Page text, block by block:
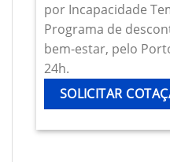
por Incapacidade
Programa de
bem-estar, pelo
24h.
SOLICITAR